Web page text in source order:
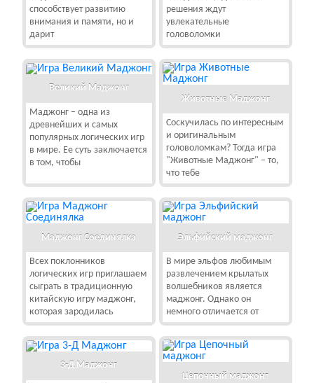
способствует развитию
внимания и памяти, но и
дарит
решения ждут
увлекательные
головоломки
Великий Маджонг
Маджонг – одна из
древнейших и самых
популярных логических игр
в мире. Ее суть заключается
в том, чтобы
Животные Маджонг
Соскучилась по интересным
и оригинальным
головоломкам? Тогда игра
"Животные Маджонг" – то,
что тебе
Маджонг Соединялка
Всех поклонников
логических игр приглашаем
сыграть в традиционную
китайскую игру маджонг,
которая зародилась
Эльфийский маджонг
В мире эльфов любимым
развлечением крылатых
волшебников является
маджонг. Однако он
немного отличается от
3-Д Маджонг
Цепочный маджонг